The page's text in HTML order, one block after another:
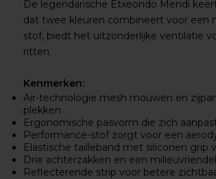
De legendarische Etxeondo Mendi
dat twee kleuren combineert voor een
stof, biedt het uitzonderlijke ventilatie
ritten.
Kenmerken:
Air-technologie mesh mouwen en
plekken
Ergonomische pasvorm die zich
Performance-stof zorgt voor een
Elastische tailleband met siliconen grip
Drie achterzakken en een
Reflecterende strip voor betere